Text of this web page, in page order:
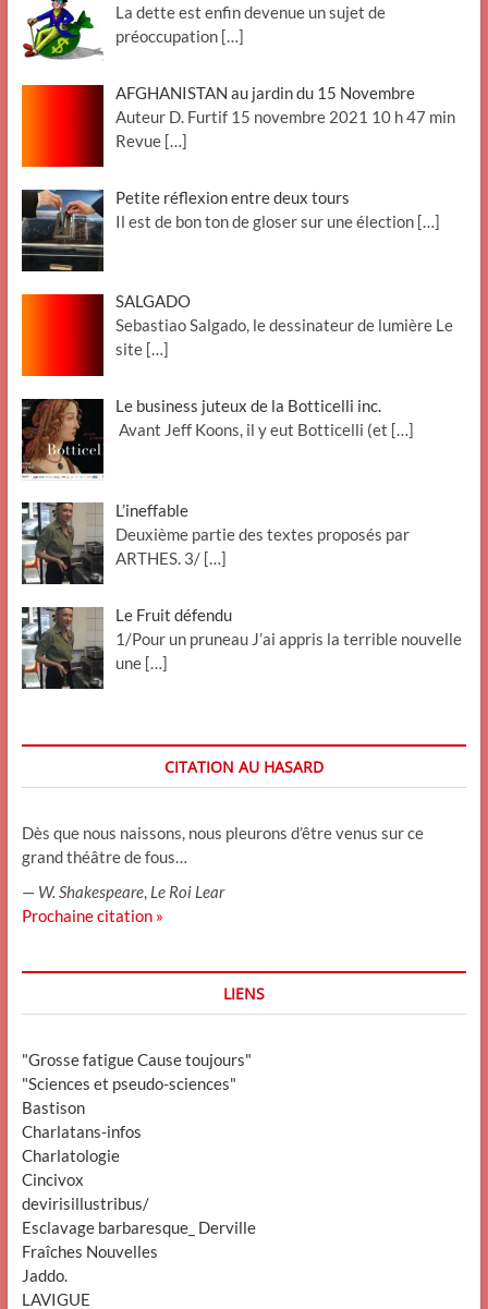
La dette est enfin devenue un sujet de
préoccupation […]
AFGHANISTAN au jardin du 15 Novembre
Auteur D. Furtif 15 novembre 2021 10 h 47 min
Revue […]
Petite réflexion entre deux tours
Il est de bon ton de gloser sur une élection […]
SALGADO
Sebastiao Salgado, le dessinateur de lumière Le
site […]
Le business juteux de la Botticelli inc.
Avant Jeff Koons, il y eut Botticelli (et […]
L’ineffable
Deuxième partie des textes proposés par
ARTHES. 3/ […]
Le Fruit défendu
1/Pour un pruneau J’ai appris la terrible nouvelle
une […]
CITATION AU HASARD
Dès que nous naissons, nous pleurons d’être venus sur ce
grand théâtre de fous…
— W. Shakespeare, Le Roi Lear
Prochaine citation »
LIENS
"Grosse fatigue Cause toujours"
"Sciences et pseudo-sciences"
Bastison
Charlatans-infos
Charlatologie
Cincivox
devirisillustribus/
Esclavage barbaresque_ Derville
Fraîches Nouvelles
Jaddo.
LAVIGUE